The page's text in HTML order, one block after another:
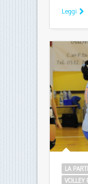
Leggi
LA
VOLLEY